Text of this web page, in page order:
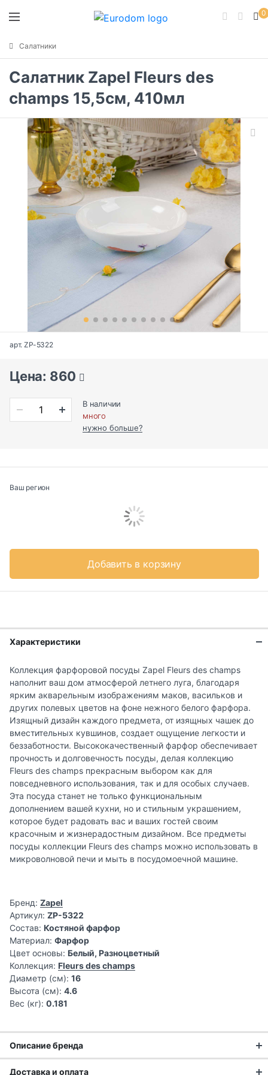
0
Салатники
Салатник Zapel Fleurs des
champs 15,5см, 410мл
арт. ZP-5322
Цена: 860
В наличии
много
нужно больше?
Ваш регион
Добавить в корзину
Характеристики
Коллекция фарфоровой посуды Zapel Fleurs des champs
наполнит ваш дом атмосферой летнего луга, благодаря
ярким акварельным изображениям маков, васильков и
других полевых цветов на фоне нежного белого фарфора.
Изящный дизайн каждого предмета, от изящных чашек до
вместительных кувшинов, создает ощущение легкости и
беззаботности. Высококачественный фарфор обеспечивает
прочность и долговечность посуды, делая коллекцию
Fleurs des champs прекрасным выбором как для
повседневного использования, так и для особых случаев.
Эта посуда станет не только функциональным
дополнением вашей кухни, но и стильным украшением,
которое будет радовать вас и ваших гостей своим
красочным и жизнерадостным дизайном. Все предметы
посуды коллекции Fleurs des champs можно использовать в
микроволновой печи и мыть в посудомоечной машине.
Бренд: Zapel
Артикул: ZP-5322
Состав: Костяной фарфор
Материал: Фарфор
Цвет основы: Белый, Разноцветный
Коллекция: Fleurs des champs
Диаметр (см): 16
Высота (см): 4.6
Вес (кг): 0.181
Описание бренда
Доставка и оплата